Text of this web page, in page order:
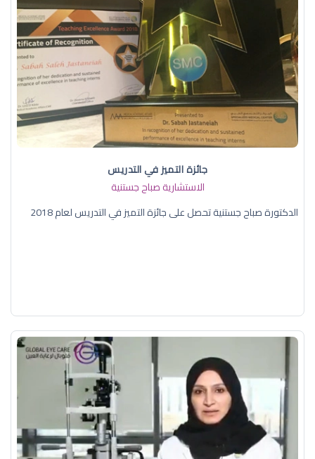
جائزة التميز في التدريس
الاستشارية صباح جستنية
الدكتورة صباح جستنية تحصل على جائزة التميز في التدريس لعام 2018